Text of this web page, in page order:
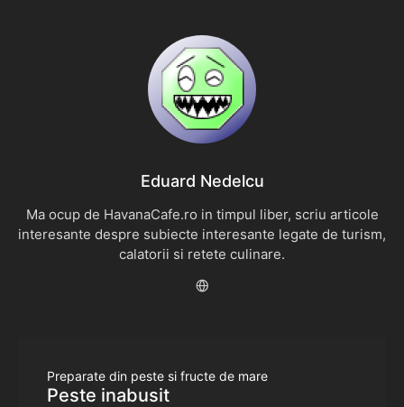
Eduard Nedelcu
Ma ocup de HavanaCafe.ro in timpul liber, scriu articole
interesante despre subiecte interesante legate de turism,
calatorii si retete culinare.
Preparate din peste si fructe de mare
Peste inabusit